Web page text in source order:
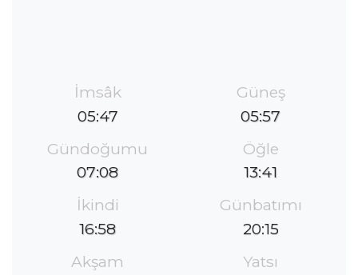
İmsâk
05:47
Güneş
05:57
Gündoğumu
07:08
Öğle
13:41
İkindi
16:58
Günbatımı
20:15
Akşam
Yatsı